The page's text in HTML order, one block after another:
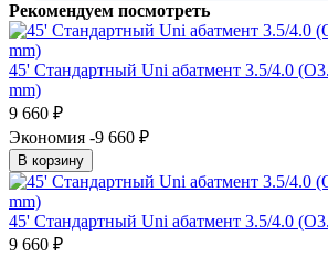
Рекомендуем посмотреть
45' Стандартный Uni абатмент 3.5/4.0
mm)
9 660 ₽
Экономия -9 660 ₽
В корзину
45' Стандартный Uni абатмент 3.5/4.0
9 660 ₽